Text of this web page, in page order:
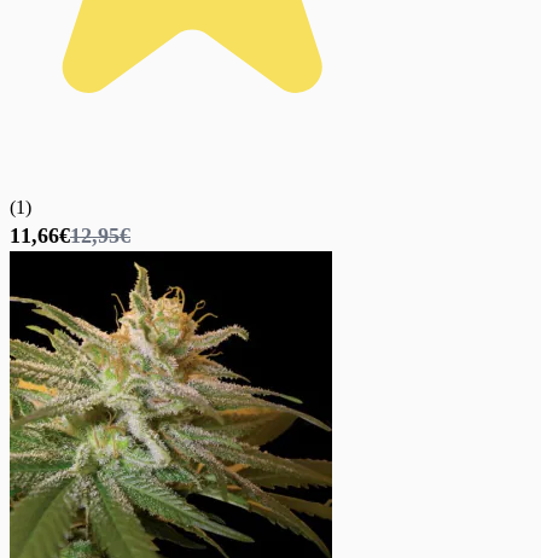
(1)
11,66€12,95€